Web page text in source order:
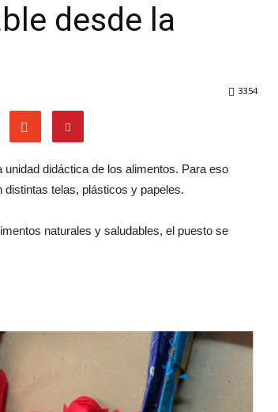
desde la
3354
didáctica de los alimentos. Para eso
telas, plásticos y papeles.
naturales y saludables, el puesto se